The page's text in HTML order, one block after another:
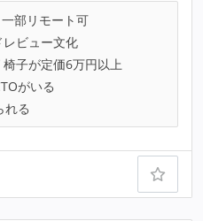
一部リモート可
レビュー文化
椅子が定価6万円以上
がいる
れる